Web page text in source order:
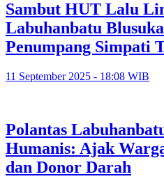
Sambut HUT Lalu
Labuhanbatu
Penumpang Simpati
11 September 2025 - 18:08 WIB
Polantas
Humanis: Ajak
dan Donor Darah